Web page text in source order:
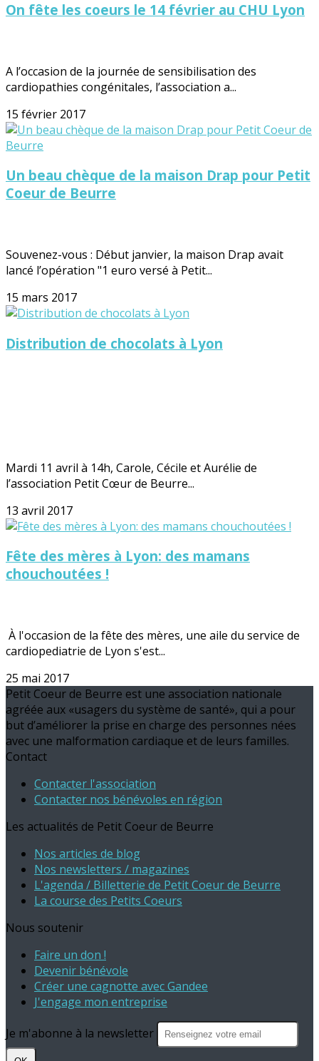
On fête les coeurs le 14 février au CHU Lyon
A l’occasion de la journée de sensibilisation des
cardiopathies congénitales, l’association a...
15 février 2017
Un beau chèque de la maison Drap pour Petit
Coeur de Beurre
Souvenez-vous : Début janvier, la maison Drap avait
lancé l’opération "1 euro versé à Petit...
15 mars 2017
Distribution de chocolats à Lyon
Mardi 11 avril à 14h, Carole, Cécile et Aurélie de
l’association Petit Cœur de Beurre...
13 avril 2017
Fête des mères à Lyon: des mamans
chouchoutées !
À l'occasion de la fête des mères, une aile du service de
cardiopediatrie de Lyon s'est...
25 mai 2017
Petit Coeur de Beurre est une association nationale
agréée aux «usagers du système de santé», qui a pour
but d’améliorer la prise en charge des personnes nées
avec une malformation cardiaque et de leurs familles.
Contact
Contacter l'association
Contacter nos bénévoles en région
Les actualités de Petit Coeur de Beurre
Nos articles de blog
Nos newsletters / magazines
L'agenda / Billetterie de Petit Coeur de Beurre
La course des Petits Coeurs
Nous soutenir
Faire un don !
Devenir bénévole
Créer une cagnotte avec Gandee
J'engage mon entreprise
Je m'abonne à la newsletter